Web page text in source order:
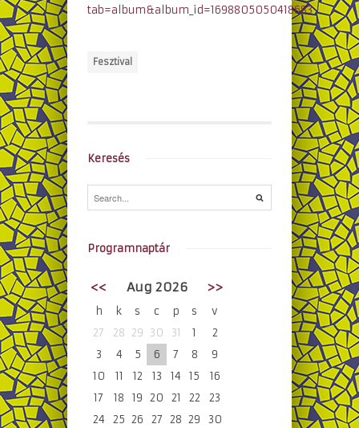
tab=album&album_id=1698805050418683
Fesztival
Keresés
Programnaptár
<< Aug 2026 >>
h k s c p s
v
27
28 29 30 31 1
2
3
4 5 6 7 8
9
10
11 12 13 14 15
16
17
18 19 20 21 22
23
24
25 26 27 28 29
30